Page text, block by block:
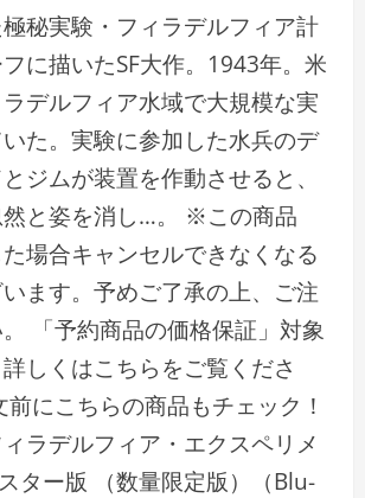
秘実験・フィラデルフィア計
に描いたSF大作。1943年。米
デルフィア水域で大規模な実
た。実験に参加した水兵のデ
ジムが装置を作動させると、
と姿を消し…。 ※この商品
場合キャンセルできなくなる
ます。予めご了承の上、ご注
「予約商品の価格保証」対象
しくはこちらをご覧くださ
にこちらの商品もチェック！
ィラデルフィア・エクスペリメ
ター版 （数量限定版）（Blu-